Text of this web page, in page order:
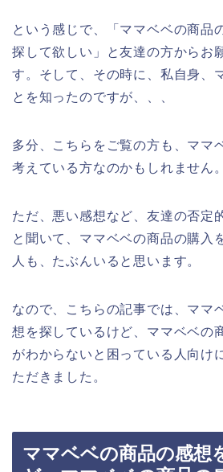
という感じで、「ママベベの商品
探して欲しい」と友達の方からお
す。そして、その時に、私自身、
とを知ったのですが、、、
多分、こちらをご覧の方も、ママ
考えている方なのかもしれません。
ただ、悪い感想など、友達の否定
と聞いて、ママベベの商品の購入
人も、たぶんいると思います。
なので、こちらの記事では、ママ
想を探しているけど、ママベベの
がわからないと困っている人向け
ただきました。
ママベベの商品の感想